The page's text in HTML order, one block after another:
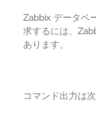
Zabbix データベ
求するには、
あります。
コマンド出力は